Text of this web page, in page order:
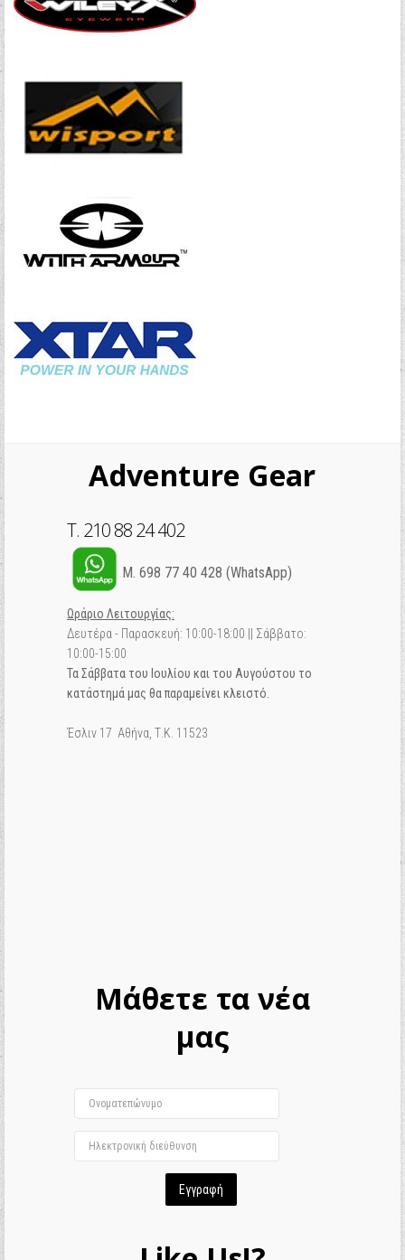
Adventure Gear
T. 210 88 24 402
M. 698 77 40 428 (WhatsApp)
Ωράριο Λειτουργίας:
Δευτέρα - Παρασκευή: 10:00-18:00 || Σάββατο:
10:00-15:00
Τα Σάββατα του Ιουλίου και του Αυγούστου το
κατάστημά μας θα παραμείνει κλειστό.
Έσλιν 17 Αθήνα, Τ.Κ. 11523
Μάθετε τα νέα
μας